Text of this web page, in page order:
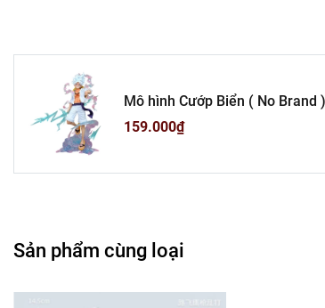
Mô hình Cướp Biển ( No Brand ) - Cao 24cm -
B2-S6
159.000₫
Sản phẩm cùng loại